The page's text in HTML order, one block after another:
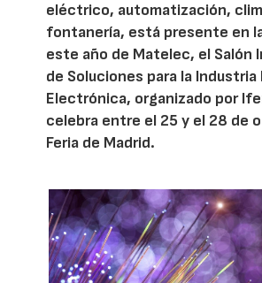
eléctrico, automatización,
fontanería, está presente en
este año de Matelec, el Salón
de Soluciones para la
Electrónica, organizado por
celebra entre el 25 y el 28 de
Feria de Madrid.